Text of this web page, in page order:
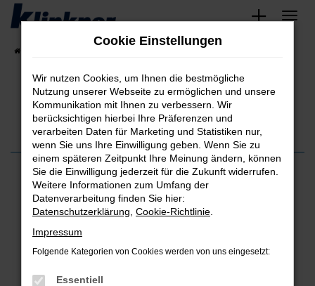
Zum
springen
Einen angenehmeren Autokauf hatte ich bisher noch nicht in
meinem Leben. Alle Beteiligten waren sehr freundlich und
wussten auch sehr gut über das gekaufte Auto bescheid. Das
Autohaus war leider ein gutes Stück von mir entfernt, aber es hat
sich am ende definitiv gelohnt und ich würde hier jederzeit
wieder ein Auto bei Herrn Küpper kaufen!
Cookie Einstellungen
Wir nutzen Cookies, um Ihnen die bestmögliche
Nutzung unserer Webseite zu ermöglichen und unsere
Kommunikation mit Ihnen zu verbessern. Wir
berücksichtigen hierbei Ihre Präferenzen und
verarbeiten Daten für Marketing und Statistiken nur,
wenn Sie uns Ihre Einwilligung geben. Wenn Sie zu
einem späteren Zeitpunkt Ihre Meinung ändern, können
Sie die Einwilligung jederzeit für die Zukunft widerrufen.
Weitere Informationen zum Umfang der
Datenverarbeitung finden Sie hier:
Datenschutzerklärung Cookie-Richtlinie
Impressum
Folgende Kategorien von Cookies werden von uns eingesetzt:
Essentiell